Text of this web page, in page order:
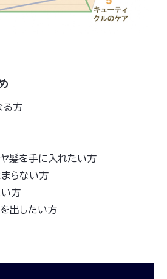
る方
髪を手に入れたい方
らない方
方
出したい方